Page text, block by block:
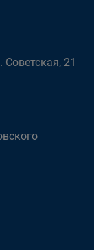
21